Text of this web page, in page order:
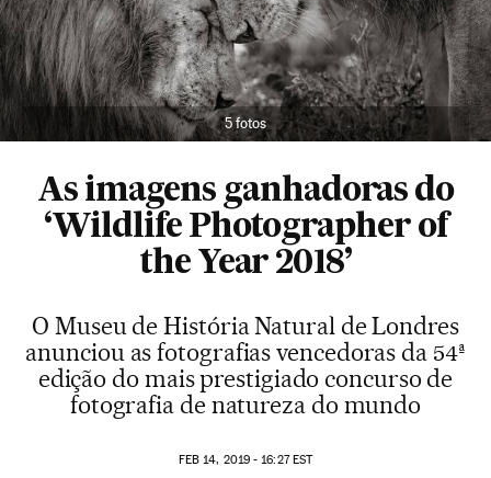
5 fotos
As imagens ganhadoras do
‘Wildlife Photographer of
the Year 2018’
O Museu de História Natural de Londres
anunciou as fotografias vencedoras da 54ª
edição do mais prestigiado concurso de
fotografia de natureza do mundo
FEB 14, 2019 - 16:27EST